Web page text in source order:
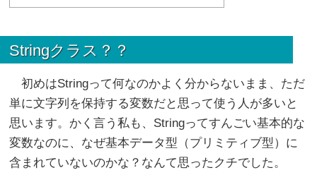
Stringクラス？？
初めはStringって何なのかよく分からないまま、ただ
単に文字列を保持する変数だと思って使う人が多いと
思います。かく言う私も、Stringってすんごい基本的な
変数なのに、なぜ基本データ型（プリミティブ型）に
含まれていないのかな？なんて思ったクチでした。